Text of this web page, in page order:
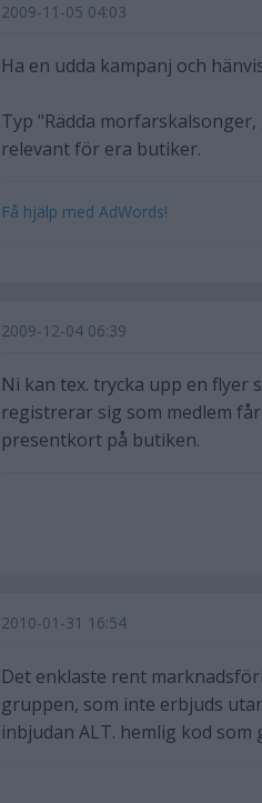
2009-11-05 04:03
Ha en udda kampanj och
Typ "Rädda
relevant för era butiker.
Få hjälp med AdWords!
2009-12-04 06:39
Ni kan tex. trycka upp en flyer
registrerar sig som medlem
presentkort på butiken.
2010-01-31 16:54
Det enklaste rent
gruppen, som inte erbjuds
inbjudan ALT. hemlig kod som